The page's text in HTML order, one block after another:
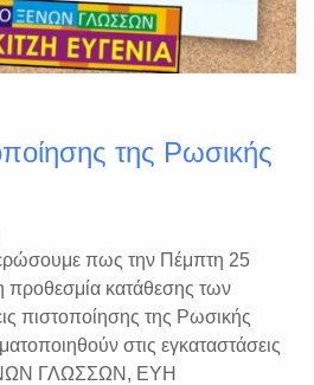
της Ρωσικής
πως την Πέμπτη 25
προθεσμία κατάθεσης των
πιστοποίησης της Ρωσικής
στις εγκαταστάσεις
ΓΛΩΣΣΩΝ, ΕΥΗ